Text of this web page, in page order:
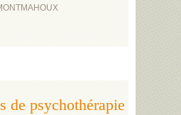
de psychothérapie